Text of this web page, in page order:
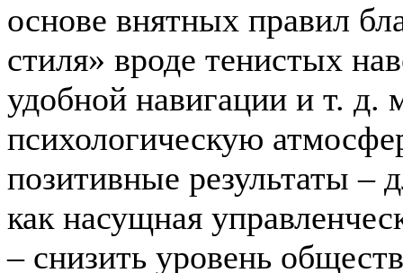
основе внятных правил
стиля» вроде тенистых
удобной навигации и т. д.
психологическую
позитивные результаты –
как насущная
– снизить уровень